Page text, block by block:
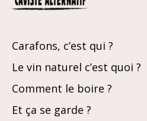
Carafons, c’est qui ?
Le vin naturel c’est quoi ?
Comment le boire ?
Et ça se garde ?